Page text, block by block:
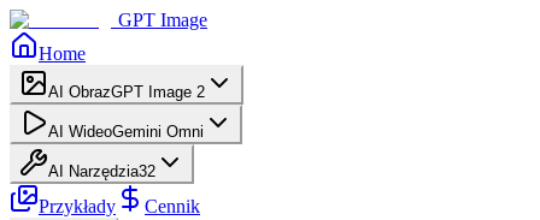
GPT Image
Home
AI ObrazGPT Image 2
AI WideoGemini Omni
AI Narzędzia32
Przykłady Cennik